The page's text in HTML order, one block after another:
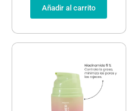
Añadir al carrito